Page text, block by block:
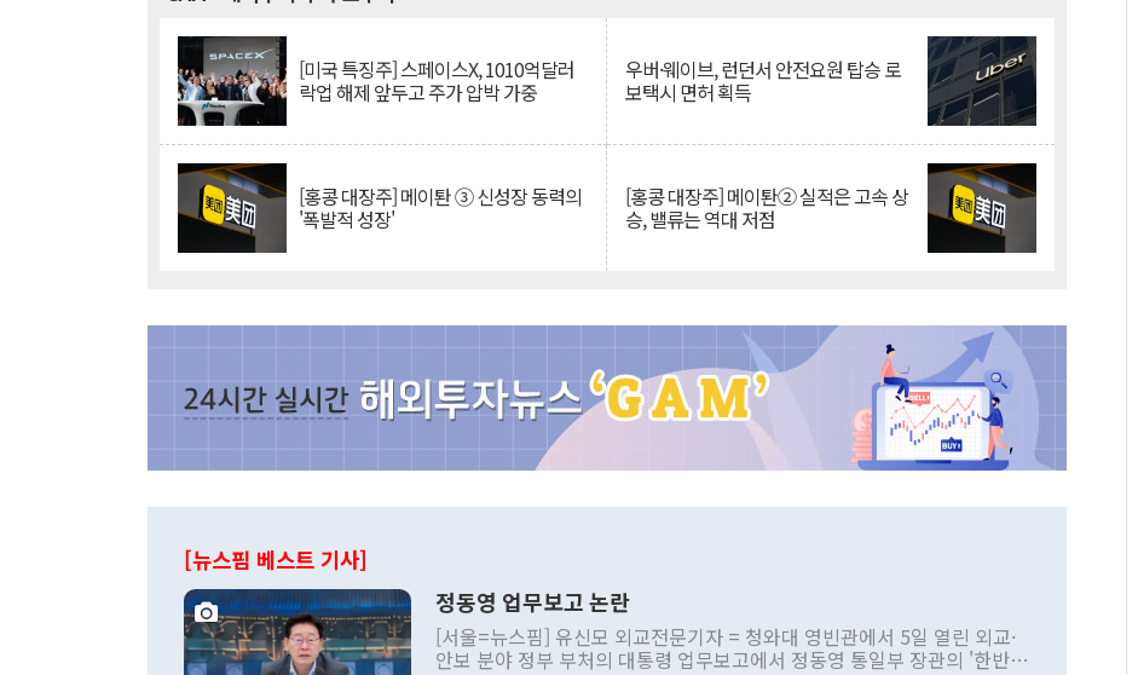
[미국 특징주] 스페이스X, 1010억달러
락업 해제 앞두고 주가 압박 가중
우버·웨이브, 런던서 안전요원 탑승 로
보택시 면허 획득
[홍콩 대장주] 메이퇀 ③ 신성장 동력의
'폭발적 성장'
[홍콩 대장주] 메이퇀② 실적은 고속 상
승, 밸류는 역대 저점
[뉴스핌 베스트 기사]
정동영 업무보고 논란
[서울=뉴스핌] 유신모 외교전문기자 = 청와대 영빈관에서 5일 열린 외교·
안보 분야 정부 부처의 대통령 업무보고에서 정동영 통일부 장관의 '한반도